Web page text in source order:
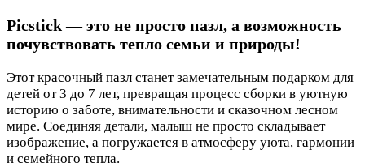
Picstick — это не просто пазл, а возможность
почувствовать тепло семьи и природы!
Этот красочный пазл станет замечательным подарком для
детей от 3 до 7 лет, превращая процесс сборки в уютную
историю о заботе, внимательности и сказочном лесном
мире. Соединяя детали, малыш не просто складывает
изображение, а погружается в атмосферу уюта, гармонии
и семейного тепла.